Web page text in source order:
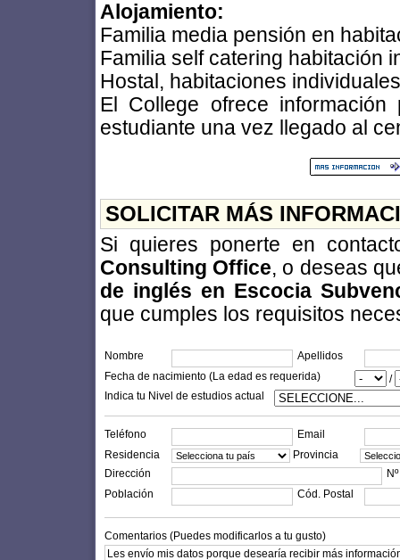
Alojamiento:
Familia media pensión en
Familia self catering habitación
Hostal, habitaciones
El College ofrece
estudiante una vez llegado al
SOLICITAR MÁS
Si quieres ponerte en
Consulting Office, o deseas
de inglés en Escocia
que cumples los requisitos
Nombre
Apellidos
Fecha de nacimiento (La edad es requerida)
/
Indica tu Nivel de estudios actual
Teléfono
Email
Residencia
Provincia
Dirección
Nº
Población
Cód. Postal
Comentarios (Puedes modificarlos a tu gusto)